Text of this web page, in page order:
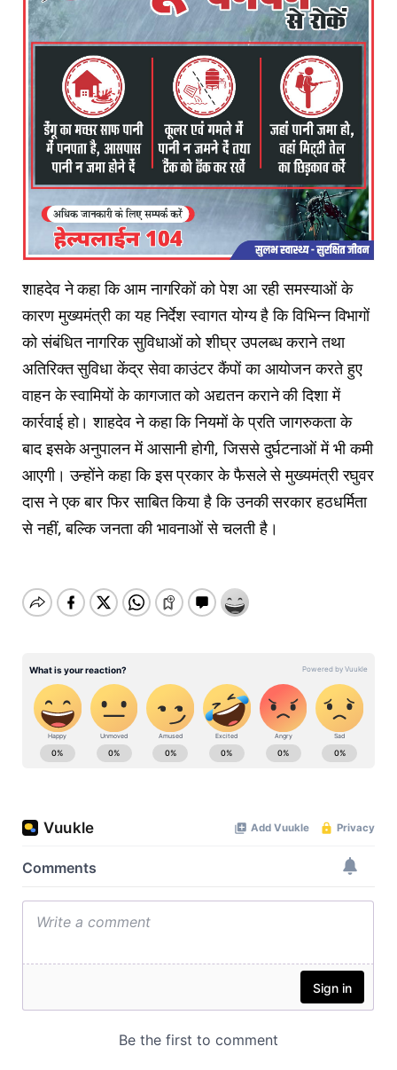
शाहदेव ने कहा कि आम नागरिकों को पेश आ रही समस्याओं के
कारण मुख्यमंत्री का यह निर्देश स्वागत योग्य है कि विभिन्न विभागों
को संबंधित नागरिक सुविधाओं को शीघ्र उपलब्ध कराने तथा
अतिरिक्त सुविधा केंद्र सेवा काउंटर कैंपों का आयोजन करते हुए
वाहन के स्वामियों के कागजात को अद्यतन कराने की दिशा में
कार्रवाई हो। शाहदेव ने कहा कि नियमों के प्रति जागरुकता के
बाद इसके अनुपालन में आसानी होगी, जिससे दुर्घटनाओं में भी कमी
आएगी। उन्होंने कहा कि इस प्रकार के फैसले से मुख्यमंत्री रघुवर
दास ने एक बार फिर साबित किया है कि उनकी सरकार हठधर्मिता
से नहीं, बल्कि जनता की भावनाओं से चलती है।